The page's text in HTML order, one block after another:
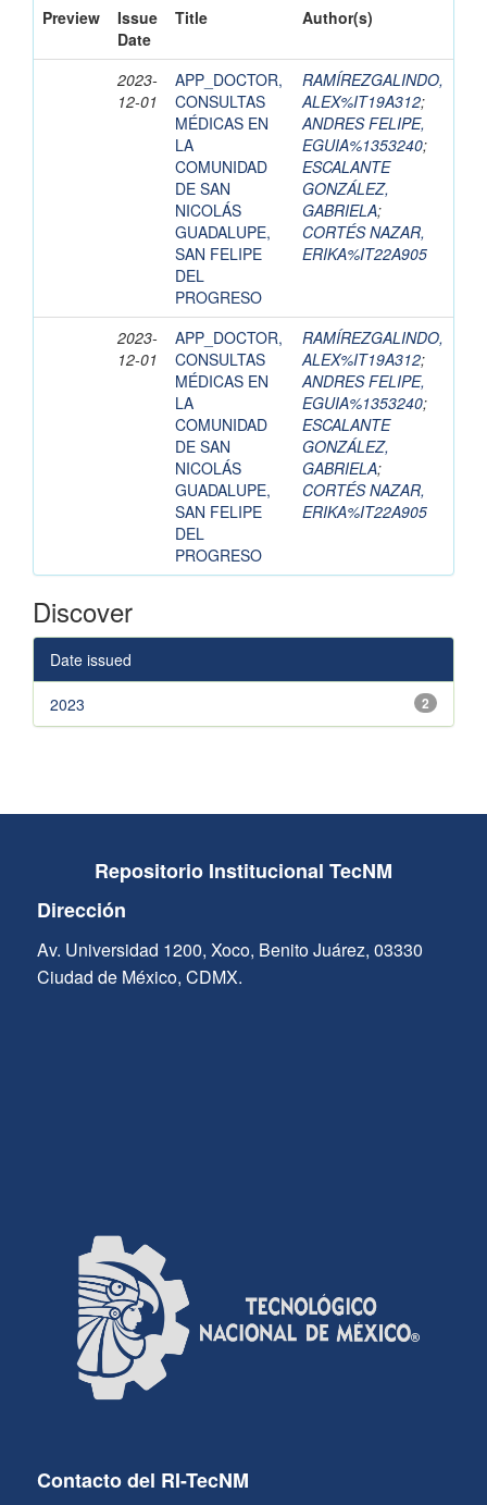
Preview
Issue
Date
Title Author(s)
2023-
12-01
APP_DOCTOR,
CONSULTAS
MÉDICAS EN
LA
COMUNIDAD
DE SAN
NICOLÁS
GUADALUPE,
SAN FELIPE
DEL
PROGRESO
RAMÍREZGALINDO,
ALEX%IT19A312;
ANDRES FELIPE,
EGUIA%1353240;
ESCALANTE
GONZÁLEZ,
GABRIELA;
CORTÉS NAZAR,
ERIKA%IT22A905
2023-
12-01
APP_DOCTOR,
CONSULTAS
MÉDICAS EN
LA
COMUNIDAD
DE SAN
NICOLÁS
GUADALUPE,
SAN FELIPE
DEL
PROGRESO
RAMÍREZGALINDO,
ALEX%IT19A312;
ANDRES FELIPE,
EGUIA%1353240;
ESCALANTE
GONZÁLEZ,
GABRIELA;
CORTÉS NAZAR,
ERIKA%IT22A905
Discover
Date issued
2
2023
Repositorio Institucional TecNM
Dirección
Av. Universidad 1200, Xoco, Benito Juárez, 03330
Ciudad de México, CDMX.
Contacto del RI-TecNM